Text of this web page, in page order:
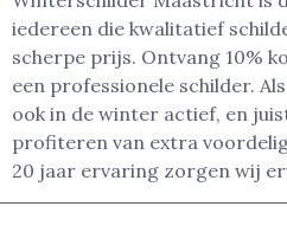
iedereen die kwalitatief
scherpe prijs. Ontvang 10%
een professionele schilder.
ook in de winter actief, en
profiteren van extra
20 jaar ervaring zorgen wij